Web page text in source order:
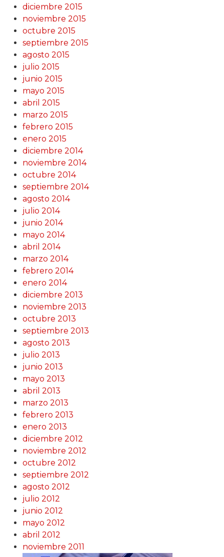
diciembre 2015
noviembre 2015
octubre 2015
septiembre 2015
agosto 2015
julio 2015
junio 2015
mayo 2015
abril 2015
marzo 2015
febrero 2015
enero 2015
diciembre 2014
noviembre 2014
octubre 2014
septiembre 2014
agosto 2014
julio 2014
junio 2014
mayo 2014
abril 2014
marzo 2014
febrero 2014
enero 2014
diciembre 2013
noviembre 2013
octubre 2013
septiembre 2013
agosto 2013
julio 2013
junio 2013
mayo 2013
abril 2013
marzo 2013
febrero 2013
enero 2013
diciembre 2012
noviembre 2012
octubre 2012
septiembre 2012
agosto 2012
julio 2012
junio 2012
mayo 2012
abril 2012
noviembre 2011